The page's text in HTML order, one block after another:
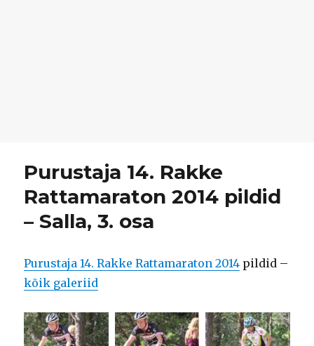
Purustaja 14. Rakke
Rattamaraton 2014 pildid
– Salla, 3. osa
Purustaja 14. Rakke Rattamaraton 2014 pildid –
kõik galeriid